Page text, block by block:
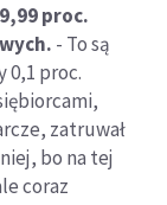
proc.
- To są
0,1 proc.
zatruwał
bo na tej
coraz